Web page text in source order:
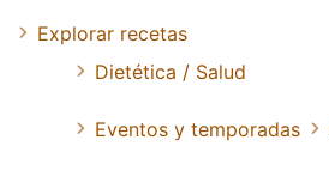
Explorar recetas
Dietética / Salud
Eventos y temporadas